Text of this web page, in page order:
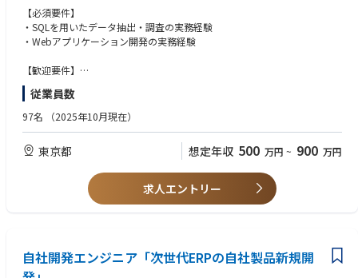
でのキャリアパス機会も提供可能・資格取得支援（PMP、IPA、ベンダー
資格等）
・人材開発・育成を目的として常時450以上のプログラムを提供し、4半期
より年間80時間のトレーニング受講を徹底することで、計画的で継続的な
スキルアップと社員のキャリア形成を加速させる環境を用意
・Microsoft 365 E5
【プロジェクト実績】
・Microsoft 365、Zscalerなどを利用したゼロトラスト環境の設計～構築
・日米欧の３つのMicrosoft 365テナントの統合の要件定義、実施
・Copilot for Microsoft 365のPoC実施支援、および顧客社内での利活用
計画策定
施
■Exchange Server、SharePoint ServerなどのICT基盤、及びそのシステム
基盤となるWindows Server、SQL Serverなどの要件定義・設計・構築
■MIM(または同様のID管理製品)の要件定義・設計・構築
ン、見積りなど)
■プロジェクト組成（チーム編成、パートナー企業との折衝など）
(2) その他
■下記いずれかの資格保有者（現在有効な資格に限る）
- IPA情報処理技術者
て進めることができるため、エンジニアとカスタマーサポートの両方を兼
ね備えたDXのスペシャリストでもあります。
CREとして自社プロダクト「hokan®︎」におけるお客様からの技術的なお問
「技術的アプローチで顧客の不安をゼロにする」ことを目指して、顧客の
技術的な困りごとに対して解決を図っていただきます。
・クライアントからの技術的な問い合わせ対応、根本原因の特定、技術サ
・お客様対応のためのシステム基盤の選定・構築・運用
・障害発生時の一次対応、開発チームとの連携
・問い合わせ傾向の分析、FAQやドキュメントの整備を通じた未然防止策
の推進
【必須要件】
・SQLを用いたデータ抽出・調査の実務経験
・Webアプリケーション開発の実務経験
【歓迎要件】
・プロジェクトマネジメント経験
・アクセスログ、アプリケーションログの分析
・顧客の成功を第一に考え、技術への深い探究心と開発経験を活かし、顧
客との対話を通じた課題解決やプロダクト価値の向上に強いやりがいを感
・チーム内外のメンバーと協働してプロダクト・プロセスをより良くして
いくことにモチベーションのある方
従業員数
97名 （2025年10月現在）
東京都 想定年収 500 万円 ~ 900 万円
求人エントリー
自社開発エンジニア「次世代ERPの自社製品新規開